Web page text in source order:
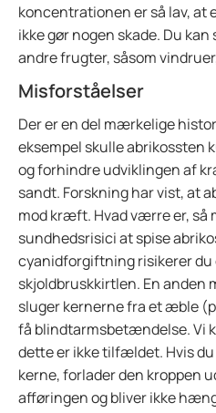
koncentrationen er så lav, at
ikke gør nogen skade. Du
andre frugter, såsom
Misforståelser
Der er en del mærkelige
eksempel skulle
og forhindre udviklingen af
sandt. Forskning har vist, at
mod kræft. Hvad værre er, så
sundhedsrisici at spise
cyanidforgiftning risikerer du
skjoldbruskkirtlen. En anden
sluger kernerne fra et æble
få blindtarmsbetændelse. Vi
dette er ikke tilfældet. Hvis
kerne, forlader den kroppen
afføringen og bliver ikke